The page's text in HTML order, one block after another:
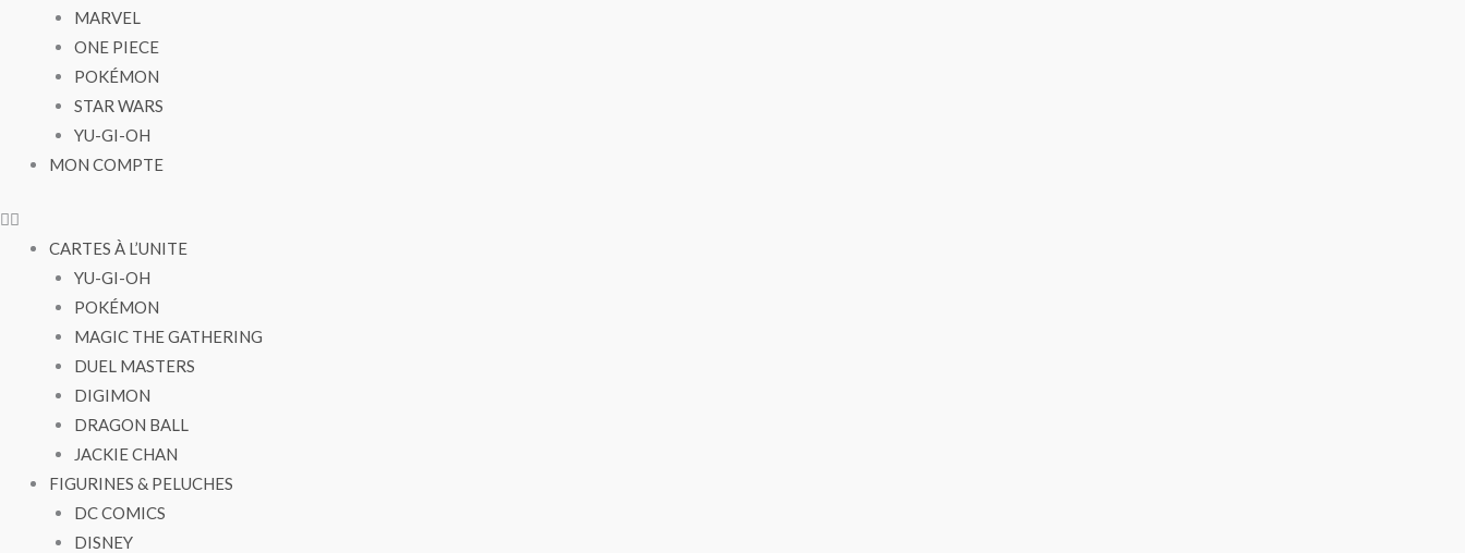
MARVEL
ONE PIECE
POKÉMON
STAR WARS
YU-GI-OH
MON COMPTE
CARTES À L’UNITE
YU-GI-OH
POKÉMON
MAGIC THE GATHERING
DUEL MASTERS
DIGIMON
DRAGON BALL
JACKIE CHAN
FIGURINES & PELUCHES
DC COMICS
DISNEY